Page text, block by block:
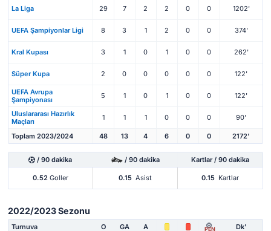
La Liga 29 7 2 2 0 0 1202'
UEFA Şampiyonlar Ligi 8 3 1 2 0 0 374'
Kral Kupası 3 1 0 1 0 0 262'
Süper Kupa 2 0 0 0 0 0 122'
UEFA Avrupa
Şampiyonası
5 1 0 1 0 0 122'
Uluslararası Hazırlık
Maçları
1 1 1 0 0 0 90'
Toplam 2023/2024 48 13 4 6 0 0 2172'
/ 90 dakika / 90 dakika Kartlar / 90 dakika
0.52Goller 0.15 Asist 0.15 Kartlar
2022/2023 Sezonu
Turnuva O GA A PEN Dk'